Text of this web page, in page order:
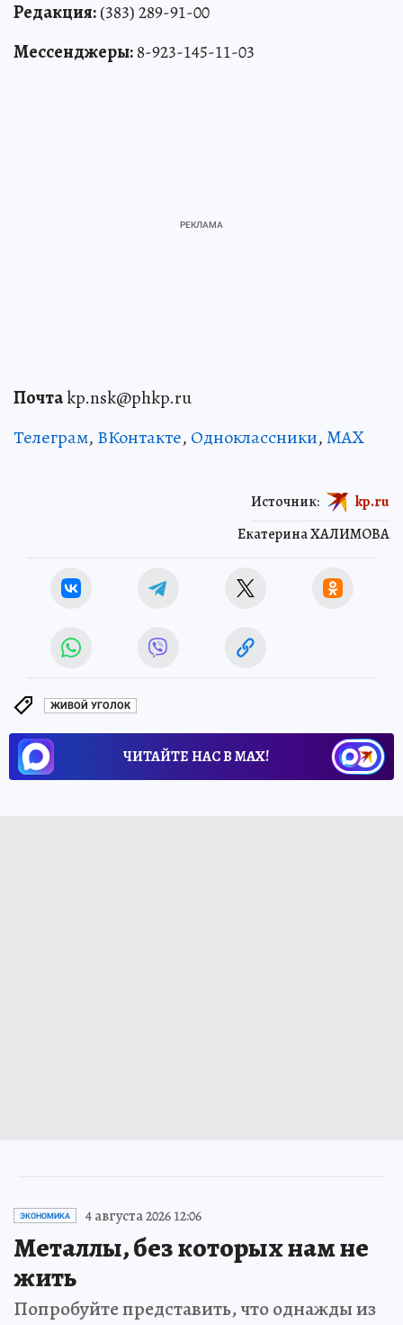
Редакция:(383) 289-91-00
Мессенджеры:8-923-145-11-03
Почтаkp.nsk@phkp.ru
Телеграм, ВКонтакте, Одноклассники,MAX
Екатерина ХАЛИМОВА
Источник: kp.ru
ЖИВОЙ УГОЛОК
ЧИТАЙТЕ НАС В МАХ!
ЭКОНОМИКА 4 августа 2026 12:06
Металлы, без которых нам не
жить
Попробуйте представить, что однажды из